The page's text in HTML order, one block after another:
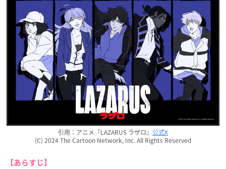
引用：アニメ『LAZARUS ラザロ』 公式X
(C) 2024 The Cartoon Network, Inc. All Rights Reserved
【あらすじ】